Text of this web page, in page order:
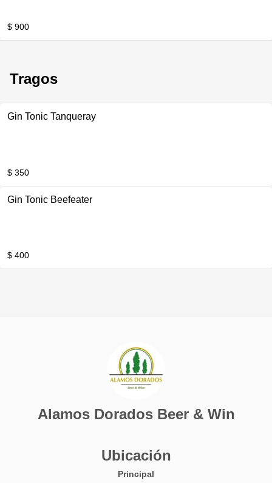
$ 900
Tragos
Gin Tonic Tanqueray
$ 350
Gin Tonic Beefeater
$ 400
Alamos Dorados Beer & Win
Ubicación
Principal